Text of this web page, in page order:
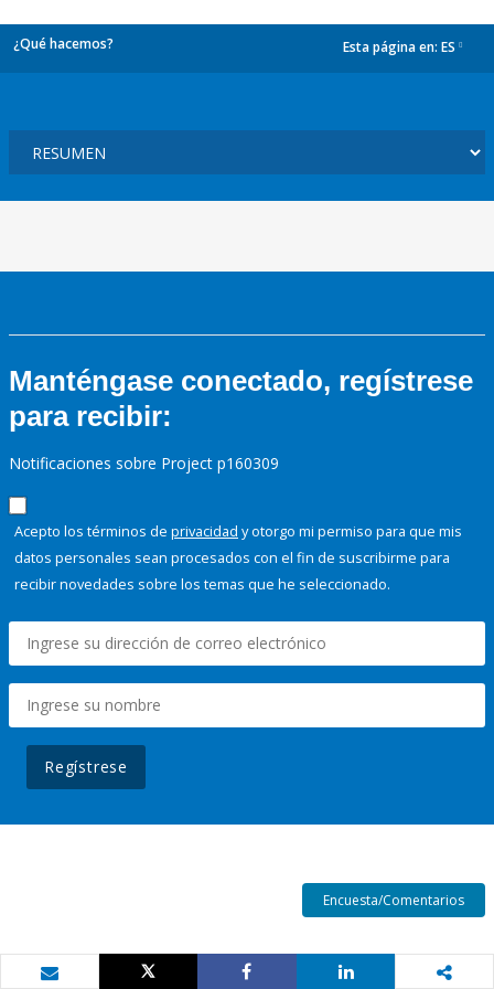
¿Qué hacemos? Esta página en: ES
Manténgase conectado, regístrese
para recibir:
Notificaciones sobre Project p160309
Acepto los términos de privacidad y otorgo mi permiso para que mis
datos personales sean procesados con el fin de suscribirme para
recibir novedades sobre los temas que he seleccionado.
Regístrese
Encuesta/Comentarios